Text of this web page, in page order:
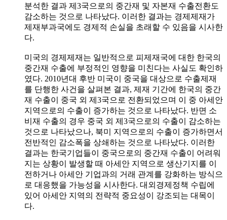
분석한 결과 제3국으로의 중간재 및 자본재 수출전환도
감소하는 것으로 나타났다. 이러한 결과는 경제제재가
제재부과국에도 경제적 손실을 초래할 수 있음을 시사한
다.
미국의 경제제재는 일반적으로 피제재국에 대한 한국의
중간재 수출에 부정적인 영향을 미친다는 사실도 확인하
였다. 2010년대 후반 미국이 중국을 대상으로 수출제재
를 단행한 사건을 살펴본 결과, 제재 기간에 한국의 중간
재 수출이 중국 외 제3국으로 전환되었으며 이 중 아세안
지역으로의 수출이 증가하는 것으로 나타났다. 반면 소
비재 수출의 경우 중국 외 제3국으로의 수출이 감소하는
것으로 나타났으나, 북미 지역으로의 수출이 증가하면서
전반적인 감소폭을 상쇄하는 것으로 나타났다. 이러한
결과는 한국기업들이 중국으로의 중간재 수출이 어려워
지는 상황이 발생할 때 아세안 지역으로 생산기지를 이
전하거나 아세안 기업과의 거래 관계를 강화하는 방식으
로 대응했을 가능성을 시사한다. 대외경제정책 수립에
있어 아세안 지역의 전략적 중요성이 강조되는 대목이
다.